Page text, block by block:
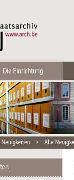
Die Einrichtung
Neuigkeiten > Alle